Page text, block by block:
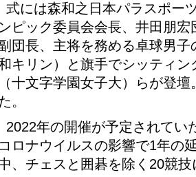
式には森和之日本パラスポー
ンピック委員会会長、井田朋宏
団長、主将を務める卓球男子
キリン）と旗手でシッティ
（十文字学園女子大）らが登
。
2022年の開催が予定されてい
コロナウイルスの影響で1年の
、チェスと囲碁を除く20競